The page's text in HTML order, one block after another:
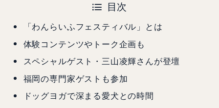
目次
「わんらいふフェスティバル」とは
体験コンテンツやトーク企画も
スペシャルゲスト・三山凌輝さんが登壇
福岡の専門家ゲストも参加
ドッグヨガで深まる愛犬との時間